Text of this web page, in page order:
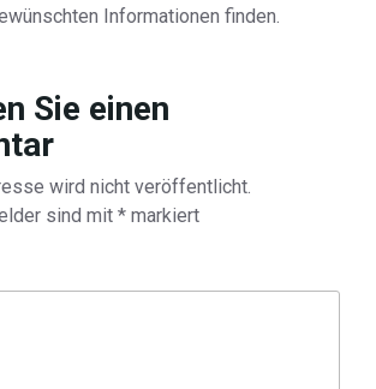
Informationen finden.
Sie einen
wird nicht veröffentlicht.
sind mit * markiert